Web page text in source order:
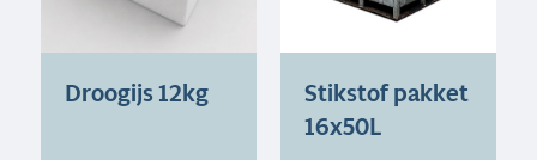
Droogijs 12kg
Stikstof pakket
16x50L